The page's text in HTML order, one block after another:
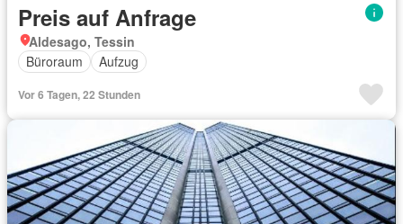
Preis auf Anfrage
Aldesago, Tessin
Büroraum
Aufzug
Vor 6 Tagen, 22 Stunden